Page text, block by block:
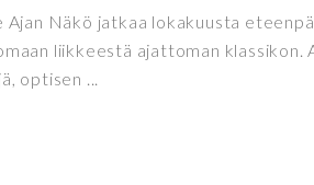
Näkö jatkaa lokakuusta
liikkeestä ajattoman
optisen